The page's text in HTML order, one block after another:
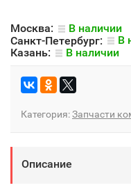
Москва:
В наличии
Санкт-Петербург:
В
Казань:
В наличии
Категория:Запчасти
Описание